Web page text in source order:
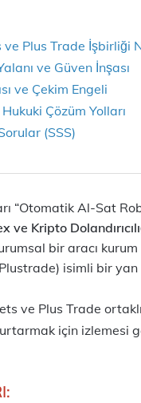
Plus Trade İşbirliği
ve Güven İnşası
ve Çekim Engeli
Çözüm Yolları
(SSS)
“Otomatik Al-Sat
Kripto
bir aracı
isimli bir
ve Plus Trade
için izlemesi